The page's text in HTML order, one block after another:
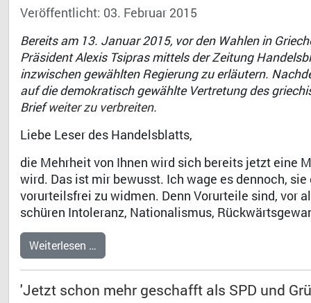
Veröffentlicht: 03. Februar 2015
Bereits am 13. Januar 2015, vor den Wahlen in
Präsident Alexis Tsipras mittels der Zeitung
inzwischen gewählten Regierung zu erläutern.
auf die demokratisch gewählte Vertretung des
Briefweiter zu verbreiten.
Liebe Leser des Handelsblatts,
die Mehrheit von Ihnen wird sich bereits jetzt eine
wird. Das ist mir bewusst. Ich wage es dennoch,
vorurteilsfrei zu widmen. Denn Vorurteile sind, vor
schüren Intoleranz, Nationalismus,
Weiterlesen …
'Jetzt schon mehr geschafft als SPD und